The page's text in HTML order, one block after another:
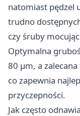
natomiast pędzel
trudno
czy śruby
Optymalna
80 µm, a
co zapewnia
przyczepności.
Jak często